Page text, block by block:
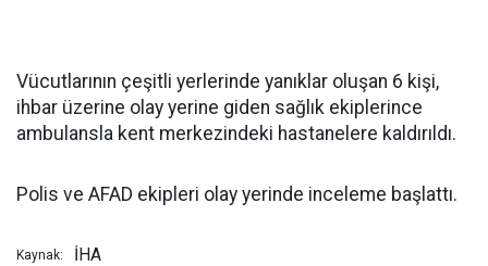
Vücutlarının çeşitli yerlerinde yanıklar oluşan 6 kişi,
ihbar üzerine olay yerine giden sağlık ekiplerince
ambulansla kent merkezindeki hastanelere kaldırıldı.
Polis ve AFAD ekipleri olay yerinde inceleme başlattı.
Kaynak: İHA